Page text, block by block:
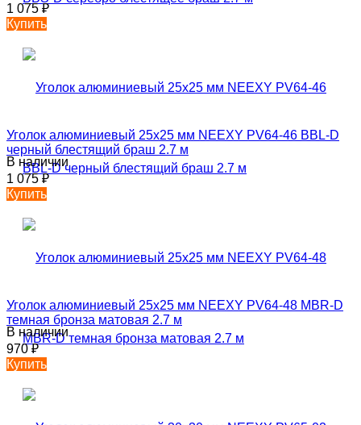
1 075₽
Купить
Уголок алюминиевый 25х25 мм NEEXY PV64-46 BBL-D
черный блестящий браш 2.7 м
В наличии
1 075₽
Купить
Уголок алюминиевый 25х25 мм NEEXY PV64-48 MBR-D
темная бронза матовая 2.7 м
В наличии
970₽
Купить